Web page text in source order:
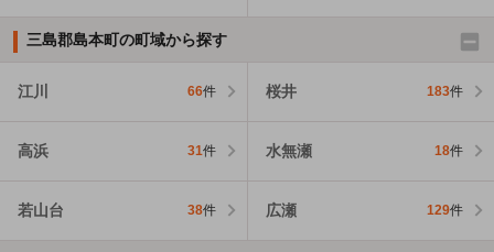
三島郡島本町の町域から探す
江川 66件 桜井 183件
高浜 31件 水無瀬 18件
若山台 38件 広瀬 129件